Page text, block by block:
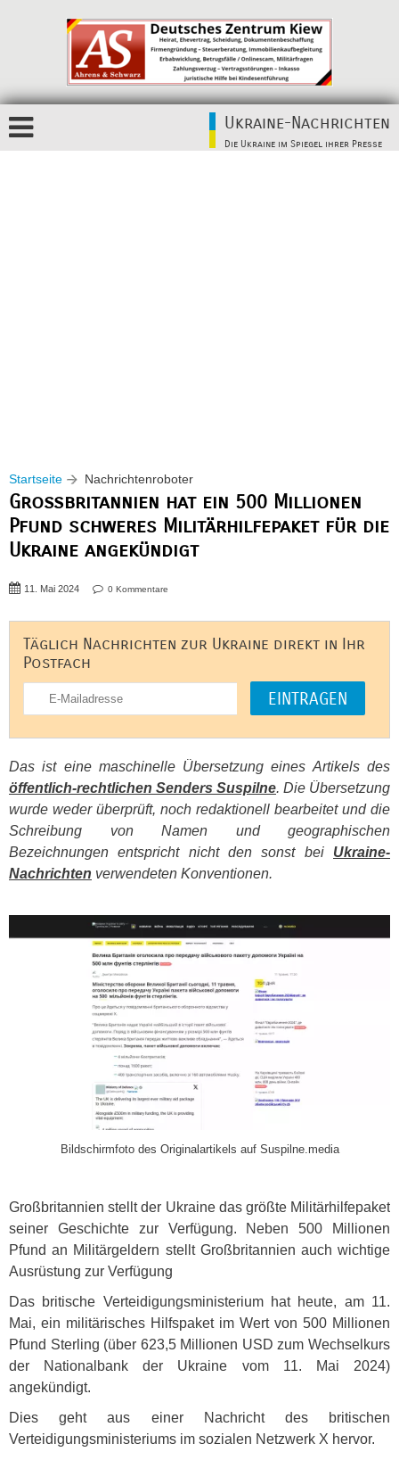
Ukraine-Nachrichten
Die Ukraine im Spiegel ihrer Presse
Startseite Nachrichtenroboter
Großbritannien hat ein 500 Millionen
Pfund schweres Militärhilfepaket für die
Ukraine angekündigt
11. Mai 2024 0 Kommentare
Täglich Nachrichten zur Ukraine direkt in Ihr
Postfach
Das ist eine maschinelle Übersetzung eines Artikels des
öffentlich-rechtlichen Senders Suspilne. Die Übersetzung
wurde weder überprüft, noch redaktionell bearbeitet und die
Schreibung von Namen und geographischen
Bezeichnungen entspricht nicht den sonst bei Ukraine-
Nachrichten verwendeten Konventionen.
Bildschirmfoto des Originalartikels auf Suspilne.media
Großbritannien stellt der Ukraine das größte Militärhilfepaket
seiner Geschichte zur Verfügung. Neben 500 Millionen
Pfund an Militärgeldern stellt Großbritannien auch wichtige
Ausrüstung zur Verfügung
Das britische Verteidigungsministerium hat heute, am 11.
Mai, ein militärisches Hilfspaket im Wert von 500 Millionen
Pfund Sterling (über 623,5 Millionen USD zum Wechselkurs
der Nationalbank der Ukraine vom 11. Mai 2024)
angekündigt.
Dies geht aus einer Nachricht des britischen
Verteidigungsministeriums im sozialen Netzwerk X hervor.